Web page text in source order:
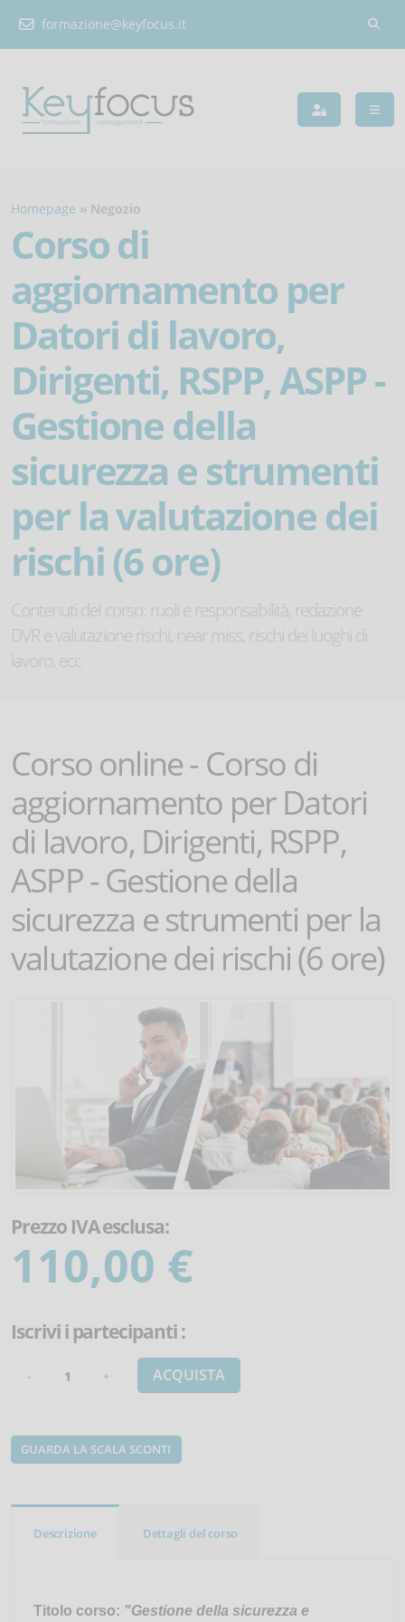
formazione@keyfocus.it
Corso di
aggiornamento per
Datori di lavoro,
Dirigenti, RSPP, ASPP -
Gestione della
sicurezza e strumenti
per la valutazione dei
rischi (6 ore)
Contenuti del corso: ruoli e responsabilità, redazione
DVR e valutazione rischi, near miss, rischi dei luoghi di
lavoro, ecc
Homepage Negozio
Corso online - Corso di
aggiornamento per Datori
di lavoro, Dirigenti, RSPP,
ASPP - Gestione della
sicurezza e strumenti per la
valutazione dei rischi (6 ore)
Prezzo IVA esclusa:
110,00 €
Iscrivi i partecipanti:
ACQUISTA
GUARDA LA SCALA SCONTI
Descrizione Dettagli del corso
Titolo corso: "Gestione della sicurezza e